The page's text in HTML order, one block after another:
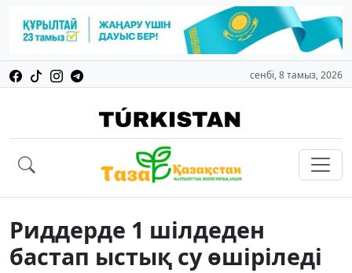
сенбі, 8 тамыз, 2026
Риддерде 1 шілдеден
бастап ыстық су өшіріледі